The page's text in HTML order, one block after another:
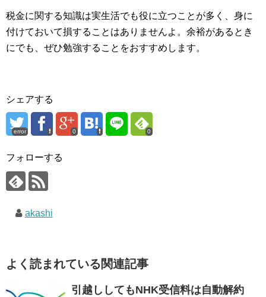
税金に関する知識は実生活でも役に立つことが多く、身に
付けておいて損することはありませんよ。余裕があるとき
にでも、ぜひ勉強することをおすすめします。
シェアする
error 0 0
フォローする
akashi
よく読まれている関連記事
引越ししてもNHK受信料は自動解約